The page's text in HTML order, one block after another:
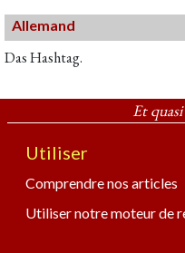
Allemand
Das Hashtag.
Et
Utiliser
Comprendre nos articles
Utiliser notre moteur de